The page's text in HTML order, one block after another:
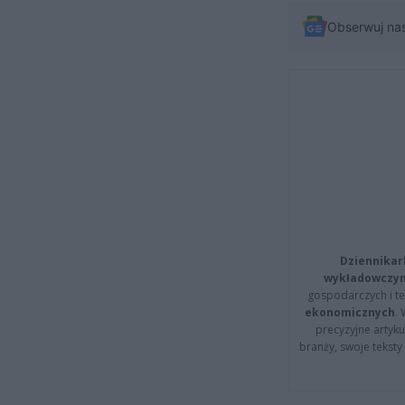
Obserwuj
gospodarczych i
ekonomicznych.
precyzyjne
branży, swoje